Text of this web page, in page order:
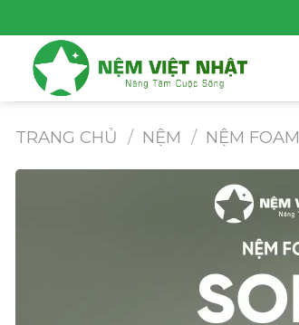
to
content
TRANG CHỦ / NỆM / NỆM FOAM